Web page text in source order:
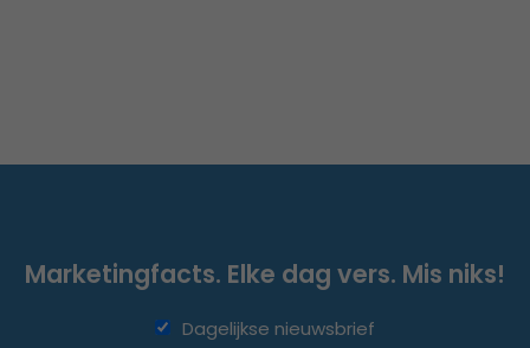
Marketingfacts. Elke dag vers. Mis niks!
Dagelijkse nieuwsbrief